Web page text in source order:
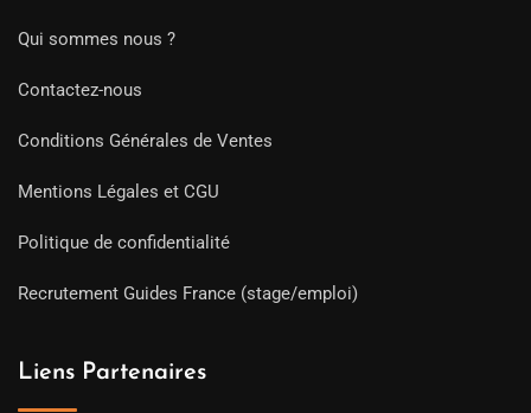
Qui sommes nous ?
Contactez-nous
Conditions Générales de Ventes
Mentions Légales et CGU
Politique de confidentialité
Recrutement Guides France (stage/emploi)
Liens Partenaires